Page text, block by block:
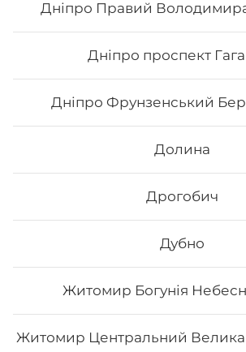
Дніпро Правий
Дніпро проспект
Дніпро Фрунзенський
Долина
Дрогобич
Дубно
Житомир Богунія
Житомир Центральний Велика
59₴
Все більше людей користуються
доставки суші додому від Osama
японської кухні обумовлена
незалежно від віку, статі та положення
Онлайн замовлення суші від Osama
інгредієнтів та правильне
багато корисних елементів та
для організму людини.